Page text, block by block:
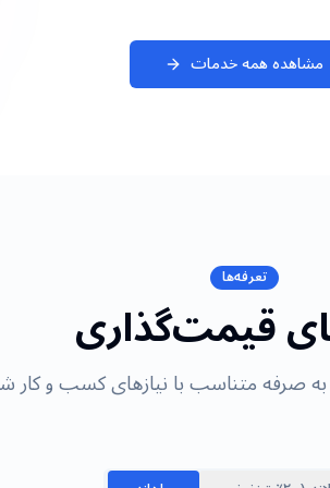
مشاهده همه خدمات
تعرفه‌ها
قیمت‌گذاری
صرفه متناسب با نیازهای کسب و کار